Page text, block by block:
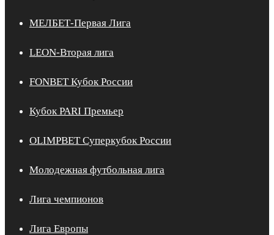
МЕЛБЕТ-Первая Лига
LEON-Вторая лига
FONBET Кубок России
Кубок PARI Премьер
OLIMPBET Суперкубок России
Молодежная футбольная лига
Лига чемпионов
Лига Европы